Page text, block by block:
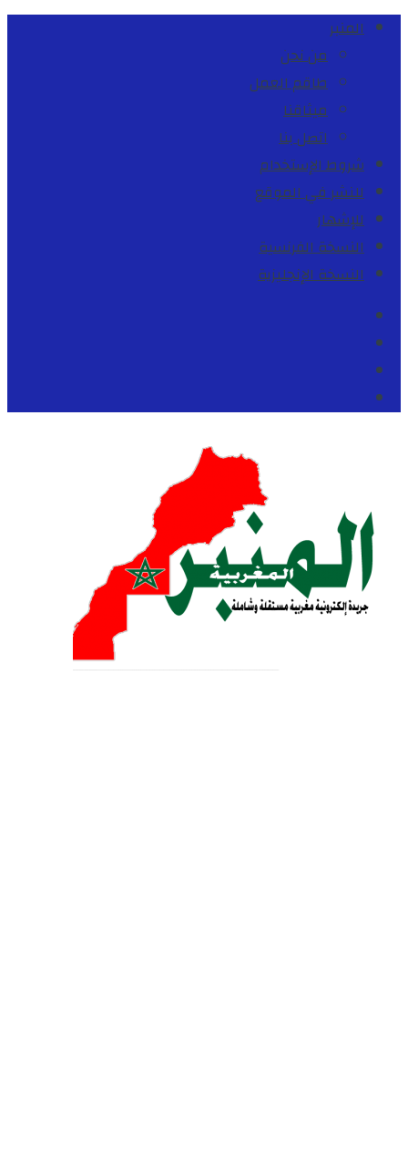
المنبر
من نحن
طاقم العمل
ميثاقنا
اتصل بنا
شروط الإستخدام
للنشر في الموقع
للإشهار
النسخة الفرنسية
النسخة الإنجليزية